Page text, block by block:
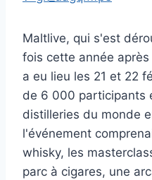
Maltlive, qui s'est
fois cette année
a eu lieu les 21 et 22
de 6 000 participants
distilleries du monde
l'événement
whisky, les
parc à cigares, une